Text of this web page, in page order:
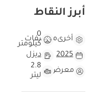
أبرز النقاط
أخرىمواصفات
0
كيلومتر
2025
ديزل
معرض
2.8
ليتر